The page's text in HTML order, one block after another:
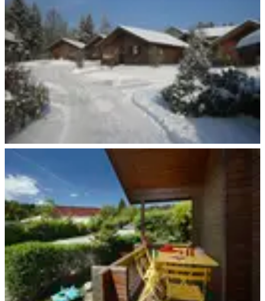
Ferienhauspark im Winter